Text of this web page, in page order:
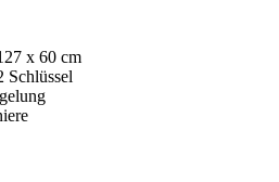
x 60 cm
Schlüssel